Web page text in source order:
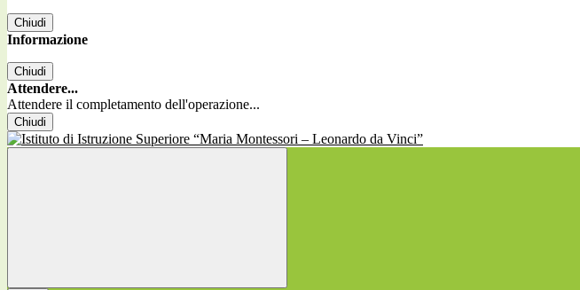
Chiudi
Informazione
Chiudi
Attendere...
Attendere il completamento dell'operazione...
Chiudi